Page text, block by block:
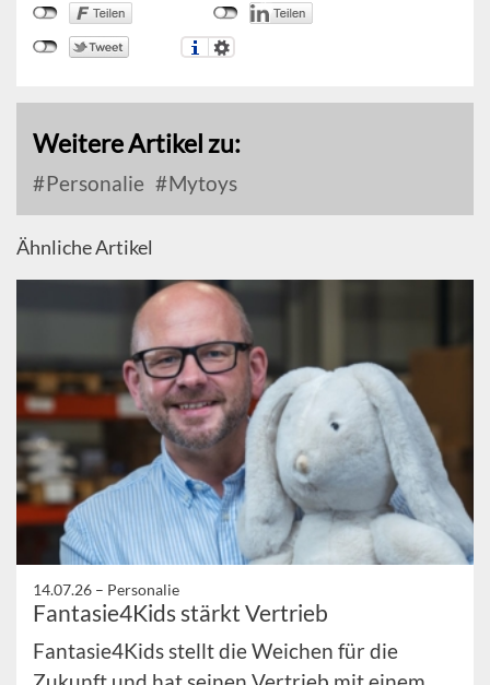
Weitere Artikel zu:
Personalie Mytoys
Ähnliche Artikel
14.07.26 – Personalie
Fantasie4Kids stärkt Vertrieb
Fantasie4Kids stellt die Weichen für die